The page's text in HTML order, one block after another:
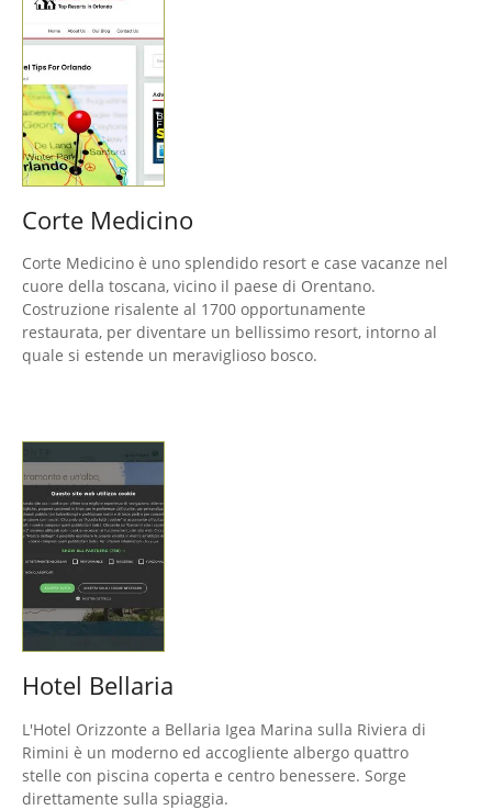
Corte Medicino
Corte Medicino è uno splendido resort e case vacanze nel
cuore della toscana, vicino il paese di Orentano.
Costruzione risalente al 1700 opportunamente
restaurata, per diventare un bellissimo resort, intorno al
quale si estende un meraviglioso bosco.
Hotel Bellaria
L'Hotel Orizzonte a Bellaria Igea Marina sulla Riviera di
Rimini è un moderno ed accogliente albergo quattro
stelle con piscina coperta e centro benessere. Sorge
direttamente sulla spiaggia.